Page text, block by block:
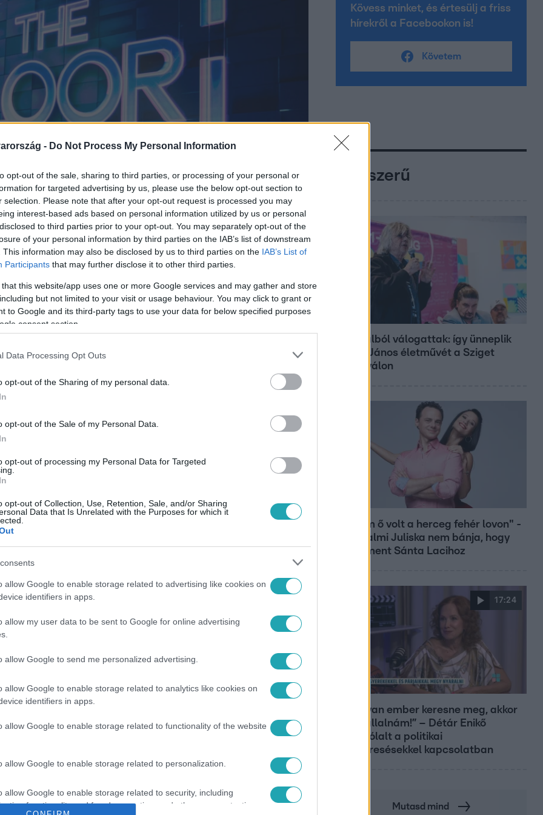
- Do Not Process My Personal Information
opt-out of the sale, sharing to third parties, or processing of your personal or
for targeted advertising by us, please use the below opt-out section to
selection. Please note that after your opt-out request is processed you may
interest-based ads based on personal information utilized by us or personal
to third parties prior to your opt-out. You may separately opt-out of the
of your personal information by third parties on the IAB’s list of downstream
This information may also be disclosed by us to third parties on the IAB’s List of
Participants that may further disclose it to other third parties.
that this website/app uses one or more Google services and may gather and store
but not limited to your visit or usage behaviour. You may click to grant or
to Google and its third-party tags to use your data for below specified purposes
consent section.
Data Processing Opt Outs
opt-out of the Sharing of my personal data.
opt-out of the Sale of my Personal Data.
opt-out of processing my Personal Data for Targeted
opt-out of Collection, Use, Retention, Sale, and/or Sharing
Data that Is Unrelated with the Purposes for which it
allow Google to enable storage related to advertising like cookies on
identifiers in apps.
allow my user data to be sent to Google for online advertising
allow Google to send me personalized advertising.
allow Google to enable storage related to analytics like cookies on
identifiers in apps.
allow Google to enable storage related to functionality of the website
allow Google to enable storage related to personalization.
allow Google to enable storage related to security, including
functionality and fraud prevention, and other user protection.
műsorvezetőként nemcsak kérdez,
elárulta, hogyan készül a műsorra,
legyen a Google-találatokban!
#KULISSZATITOK THE FLOOR MÁSODIK ÉVAD
Kövess minket, és értesülj a friss
hírekről a Facebookon is!
Követem
Népszerű
800 dalból válogattak: így ünneplik
Bródy János életművét a Sziget
Fesztiválon
"Nekem ő volt a herceg fehér lovon" -
Széphalmi Juliska nem bánja, hogy
hozzáment Sánta Lacihoz
17:24
„Ha olyan ember keresne meg, akkor
sem vállalnám!” – Détár Enikő
megszólalt a politikai
megkeresésekkel kapcsolatban
Mutasd mind